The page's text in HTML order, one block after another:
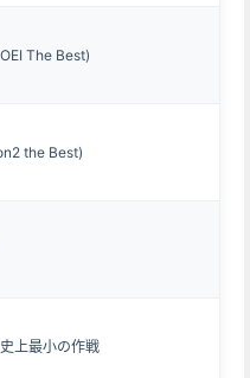
The Best)
the Best)
上最小の作戦